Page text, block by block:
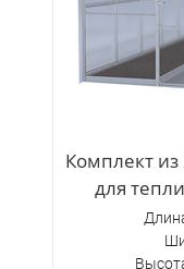
Комплект
для